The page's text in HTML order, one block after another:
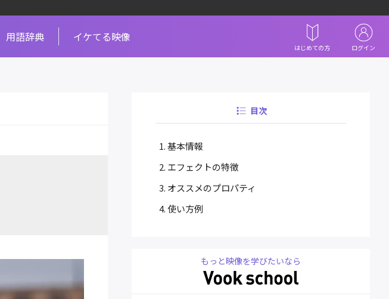
用語辞典 イケてる映像
はじめての方 ログイン
目次
基本情報
エフェクトの特徴
オススメのプロパティ
使い方例
もっと映像を学びたいなら